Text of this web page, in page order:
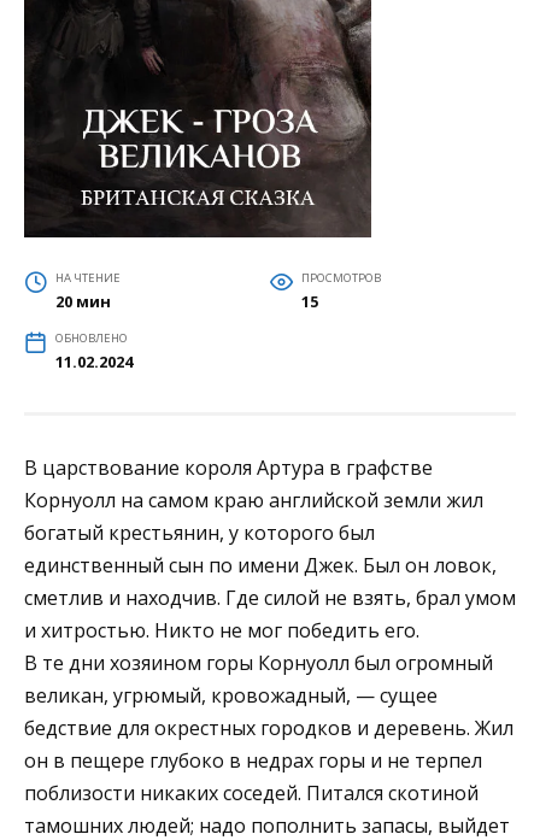
НА ЧТЕНИЕ
20 мин
ПРОСМОТРОВ
15
ОБНОВЛЕНО
11.02.2024
В царствование короля Артура в графстве
Корнуолл на самом краю английской земли жил
богатый крестьянин, у которого был
единственный сын по имени Джек. Был он ловок,
сметлив и находчив. Где силой не взять, брал умом
и хитростью. Никто не мог победить его.
В те дни хозяином горы Корнуолл был огромный
великан, угрюмый, кровожадный, — сущее
бедствие для окрестных городков и деревень. Жил
он в пещере глубоко в недрах горы и не терпел
поблизости никаких соседей. Питался скотиной
тамошних людей; надо пополнить запасы, выйдет